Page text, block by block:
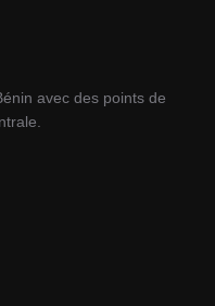
avec des points de